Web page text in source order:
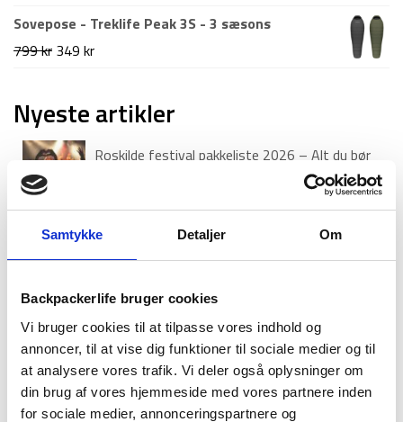
Samtykke Detaljer Om
Backpackerlife bruger cookies
Vi bruger cookies til at tilpasse vores indhold og
annoncer, til at vise dig funktioner til sociale medier og til
at analysere vores trafik. Vi deler også oplysninger om
din brug af vores hjemmeside med vores partnere inden
for sociale medier, annonceringspartnere og
oprindelige
pris
aktuelle
Sovepose - Treklife Peak 3S - 3 sæsons
799kr Den
pris
799 kr.
349 krDen
349 kr.
Nyeste artikler
Roskilde festival pakkeliste 2026 – Alt du bør
18. juni 2026
Guide til Grøn Koncert 2026: Alt du skal vide –
inkl. pakkeliste
26. marts 2026
Backpacking i 2026: 10 destinationer du ikke må
23. december 2025
Via Ferrata – Alt du skal vide om den populære
klatrerute
1. april 2025